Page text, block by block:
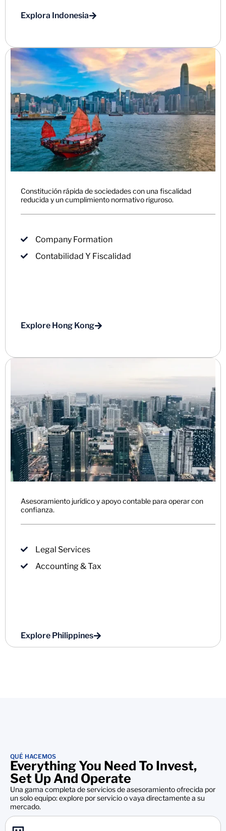
Explora Indonesia
Constitución rápida de sociedades con una fiscalidad
reducida y un cumplimiento normativo riguroso.
Company Formation
Contabilidad Y Fiscalidad
Explore Hong Kong
Asesoramiento jurídico y apoyo contable para operar con
confianza.
Legal Services
Accounting & Tax
Explore Philippines
QUÉ HACEMOS
Everything You Need To Invest,
Set Up And Operate
Una gama completa de servicios de asesoramiento ofrecida por
un solo equipo: explore por servicio o vaya directamente a su
mercado.